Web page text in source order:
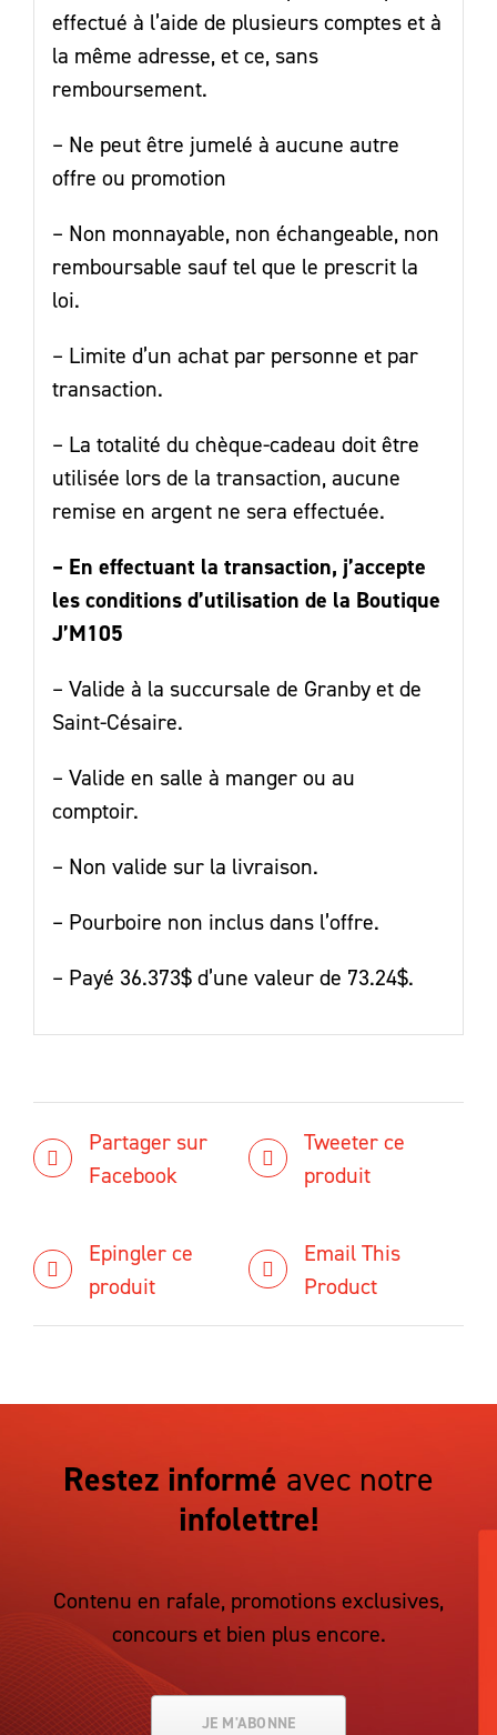
effectué à l’aide de plusieurs comptes et à
la même adresse, et ce, sans
remboursement.
– Ne peut être jumelé à aucune autre
offre ou promotion
– Non monnayable, non échangeable, non
remboursable sauf tel que le prescrit la
loi.
– Limite d’un achat par personne et par
transaction.
– La totalité du chèque-cadeau doit être
utilisée lors de la transaction, aucune
remise en argent ne sera effectuée.
– En effectuant la transaction, j’accepte
les conditions d’utilisation de la Boutique
J’M105
– Valide à la succursale de Granby et de
Saint-Césaire.
– Valide en salle à manger ou au
comptoir.
– Non valide sur la livraison.
– Pourboire non inclus dans l’offre.
– Payé 36.373$ d’une valeur de 73.24$.
Partager sur
Facebook
Tweeter ce
produit
Epingler ce
produit
Email This
Product
Restez informé avec notre
infolettre!
Contenu en rafale, promotions exclusives,
concours et bien plus encore.
JE M'ABONNE